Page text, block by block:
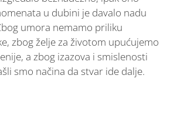
u dubini je davalo nadu
umora nemamo priliku
zbog želje za životom upućujemo
a zbog izazova i smislenosti
smo načina da stvar ide dalje.